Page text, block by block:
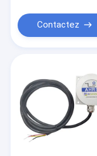
Digital
Contactez